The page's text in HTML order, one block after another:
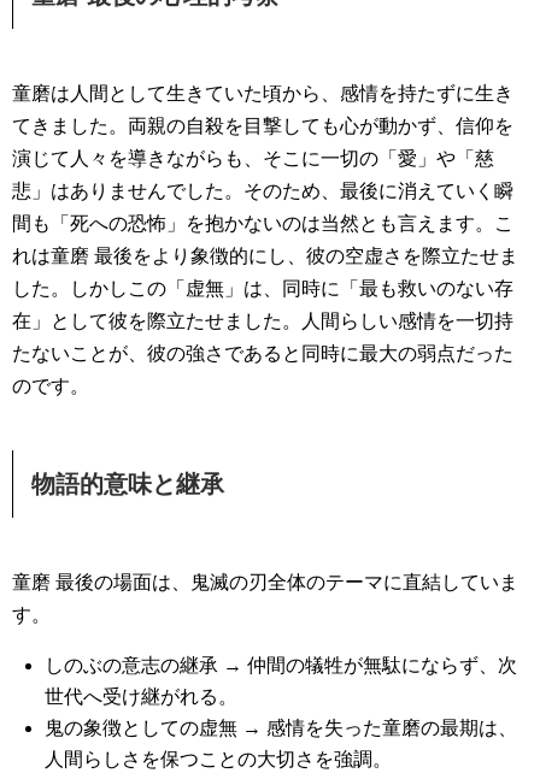
童磨は人間として生きていた頃から、感情を持たずに生き
てきました。両親の自殺を目撃しても心が動かず、信仰を
演じて人々を導きながらも、そこに一切の「愛」や「慈
悲」はありませんでした。そのため、最後に消えていく瞬
間も「死への恐怖」を抱かないのは当然とも言えます。こ
れは童磨 最後をより象徴的にし、彼の空虚さを際立たせま
した。しかしこの「虚無」は、同時に「最も救いのない存
在」として彼を際立たせました。人間らしい感情を一切持
たないことが、彼の強さであると同時に最大の弱点だった
のです。
物語的意味と継承
童磨 最後の場面は、鬼滅の刃全体のテーマに直結していま
す。
しのぶの意志の継承 → 仲間の犠牲が無駄にならず、次
世代へ受け継がれる。
鬼の象徴としての虚無 → 感情を失った童磨の最期は、
人間らしさを保つことの大切さを強調。